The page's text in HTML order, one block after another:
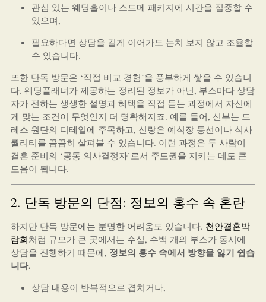
관심 있는 웨딩홀이나 스드메 패키지에 시간을 집중할 수
있으며,
필요하다면 상담을 길게 이어가도 눈치 보지 않고 조율할
수 있습니다.
또한 단독 방문은 ‘직접 비교 경험’을 풍부하게 쌓을 수 있습니
다. 웨딩플래너가 제공하는 정리된 정보가 아닌, 부스마다 상담
자가 전하는 생생한 설명과 혜택을 직접 듣는 과정에서 자신에
게 맞는 조건이 무엇인지 더 명확해지죠. 예를 들어, 신부는 드
레스 원단의 디테일에 주목하고, 신랑은 예식장 동선이나 식사
퀄리티를 꼼꼼히 살펴볼 수 있습니다. 이런 과정은 두 사람이
결혼 준비의 ‘공동 의사결정자’로서 주도권을 지키는 데도 큰
도움이 됩니다.
2. 단독 방문의 단점: 정보의 홍수 속 혼란
하지만 단독 방문에는 분명한 어려움도 있습니다. 천안결혼박
람회처럼 규모가 큰 곳에서는 수십, 수백 개의 부스가 동시에
상담을 진행하기 때문에, 정보의 홍수 속에서 방향을 잃기 쉽습
니다.
상담 내용이 반복적으로 겹치거나,